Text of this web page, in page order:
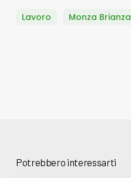
Lavoro Monza Brianza
Potrebbero interessarti